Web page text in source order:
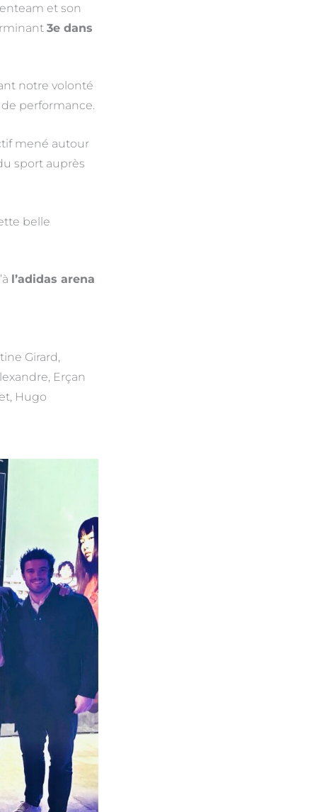
et son
3e dans
notre volonté
performance.
mené autour
sport auprès
belle
l’adidas arena
Girard,
Erçan
Hugo